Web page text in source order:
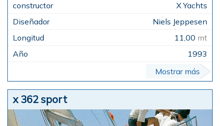
X Yachts
Niels Jeppesen
11,00 mt
1993
Mostrar más
x 362 sport